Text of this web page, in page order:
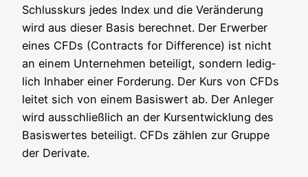
Schluss­kurs jedes Index und die Ver­än­de­rung
wird aus die­ser Basis berech­net. Der Erwer­ber
eines CFDs (Con­tracts for Dif­fe­rence) ist nicht
an einem Unter­neh­men betei­ligt, son­dern ledig­
lich Inha­ber einer For­de­rung. Der Kurs von CFDs
lei­tet sich von einem Basis­wert ab. Der Anle­ger
wird aus­schließ­lich an der Kurs­ent­wick­lung des
Basis­wer­tes betei­ligt. CFDs zäh­len zur Grup­pe
der Derivate.